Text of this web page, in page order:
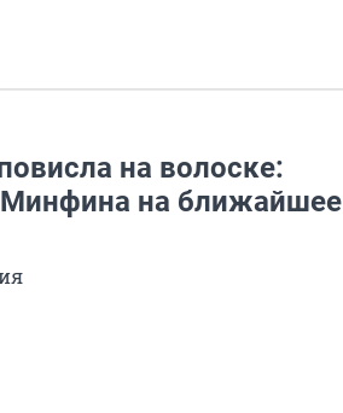
на волоске:
на ближайшее